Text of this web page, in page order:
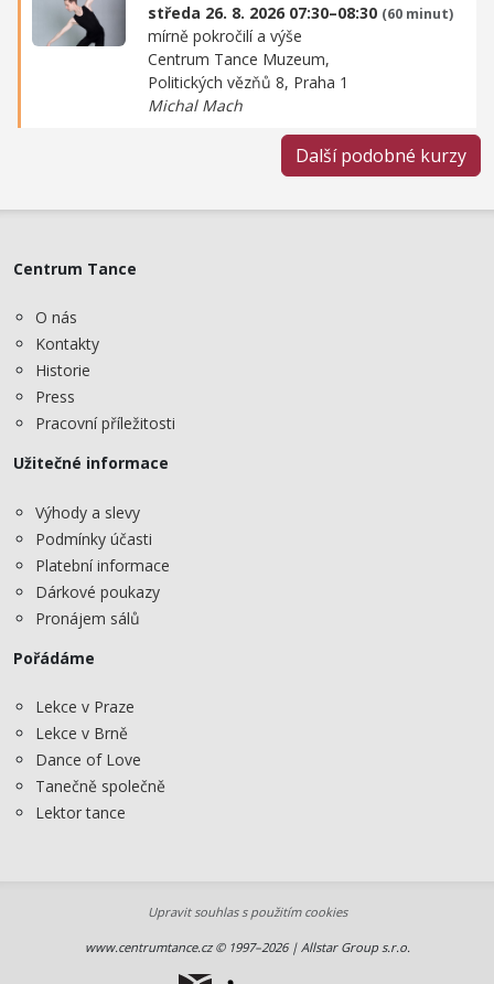
středa 26. 8. 2026 07:30–08:30 (60 minut)
mírně pokročilí a výše
Centrum Tance Muzeum,
Politických vězňů 8, Praha 1
Michal Mach
Další podobné kurzy
Centrum Tance
O nás
Kontakty
Historie
Press
Pracovní příležitosti
Užitečné informace
Výhody a slevy
Podmínky účasti
Platební informace
Dárkové poukazy
Pronájem sálů
Pořádáme
Lekce v Praze
Lekce v Brně
Dance of Love
Tanečně společně
Lektor tance
Upravit souhlas s použitím cookies
www.centrumtance.cz © 1997–2026 | Allstar Group s.r.o.